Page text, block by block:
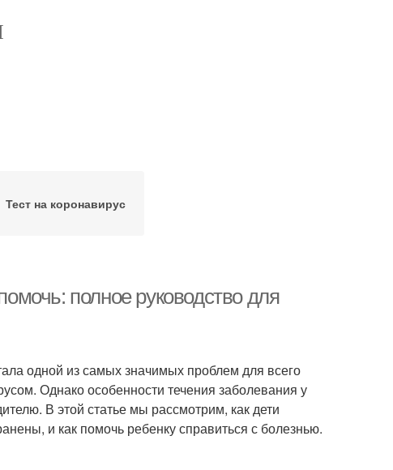
Тест на коронавирус
полное руководство для
одной из самых значимых проблем для всего
Однако особенности течения заболевания у
В этой статье мы рассмотрим, как дети
и как помочь ребенку справиться с болезнью.